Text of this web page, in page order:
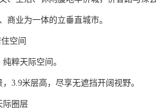
商业为一体的立垂直城市。
空间
粹天际空间。
3.9米层高，尽享无遮挡开阔视野。
际圈层